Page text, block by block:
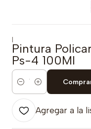
|
Pintura
Ps-4 100Ml
Cantidad
Agregar a la